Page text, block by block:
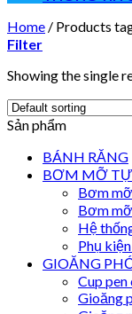
Home / Products
Filter
Showing the single
Sản phẩm
BÁNH RĂNG
BƠM MỠ
Bơm
Bơm
Hệ
Phụ
GIOĂNG
Cup pen
Gioăng